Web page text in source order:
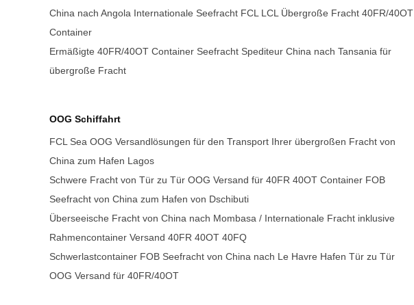
China nach Angola Internationale Seefracht FCL LCL Übergroße Fracht 40FR/40OT
Container
Ermäßigte 40FR/40OT Container Seefracht Spediteur China nach Tansania für
übergroße Fracht
OOG Schiffahrt
FCL Sea OOG Versandlösungen für den Transport Ihrer übergroßen Fracht von
China zum Hafen Lagos
Schwere Fracht von Tür zu Tür OOG Versand für 40FR 40OT Container FOB
Seefracht von China zum Hafen von Dschibuti
Überseeische Fracht von China nach Mombasa / Internationale Fracht inklusive
Rahmencontainer Versand 40FR 40OT 40FQ
Schwerlastcontainer FOB Seefracht von China nach Le Havre Hafen Tür zu Tür
OOG Versand für 40FR/40OT